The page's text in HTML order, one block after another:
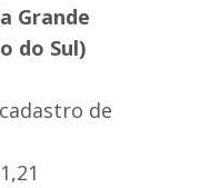
Grande
do Sul)
de